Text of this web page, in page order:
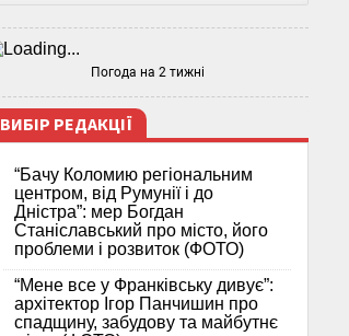
Погода на 2 тижні
ВИБІР РЕДАКЦІЇ
“Бачу Коломию регіональним
центром, від Румунії і до
Дністра”: мер Богдан
Станіславський про місто, його
проблеми і розвиток (ФОТО)
“Мене все у Франківську дивує”:
архітектор Ігор Панчишин про
спадщину, забудову та майбутнє